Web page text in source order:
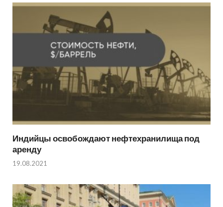
Индийцы освобождают нефтехранилища под
аренду
19.08.2021